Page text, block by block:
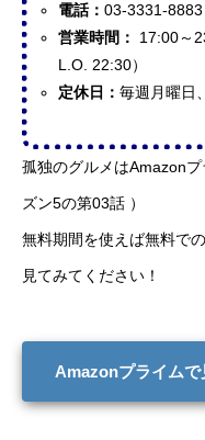
電話：03-3331-8883
営業時間：
17:00～
L.O. 22:30）
定休日：毎週月曜日
孤独のグルメはAmazon
ズン5の第03話 ）
無料期間を使えば無料で
見てみてください！
Amazonプライムで